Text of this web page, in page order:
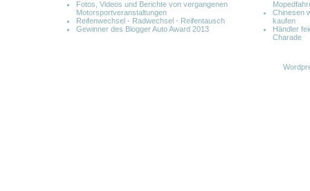
Fotos, Videos und Berichte von vergangenen
Motorsportveranstaltungen
Reifenwechsel - Radwechsel - Reifentausch
Gewinner des Blogger Auto Award 2013
Chinesen
kaufen
Händler
Charade